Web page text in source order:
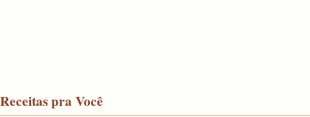
Receitas pra Você